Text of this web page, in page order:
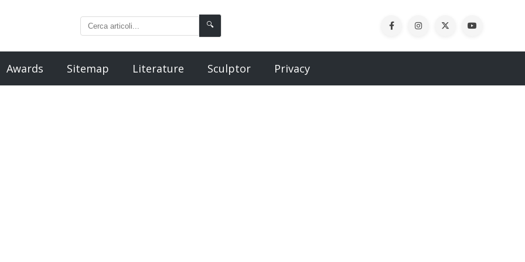
🔍
Awards Sitemap Literature Sculptor Privacy